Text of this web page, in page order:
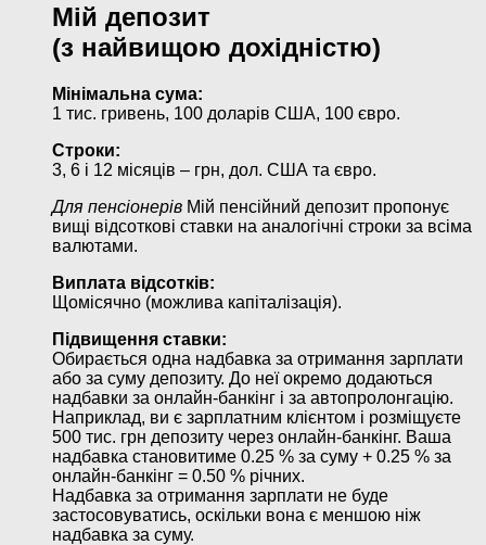
Мій депозит
(з найвищою дохідністю)
Мінімальна сума:
1 тис. гривень, 100 доларів США, 100 євро.
Строки:
3, 6 і 12 місяців – грн, дол. США та євро.
Для пенсіонерів Мій пенсійний депозит пропонує
вищі відсоткові ставки на аналогічні строки за всіма
валютами.
Виплата відсотків:
Щомісячно (можлива капіталізація).
Підвищення ставки:
Обирається одна надбавка за отримання зарплати
або за суму депозиту. До неї окремо додаються
надбавки за онлайн-банкінг і за автопролонгацію.
Наприклад, ви є зарплатним клієнтом і розміщуєте
500 тис. грн депозиту через онлайн-банкінг. Ваша
надбавка становитиме 0.25 % за суму + 0.25 % за
онлайн-банкінг = 0.50 % річних.
Надбавка за отримання зарплати не буде
застосовуватись, оскільки вона є меншою ніж
надбавка за суму.